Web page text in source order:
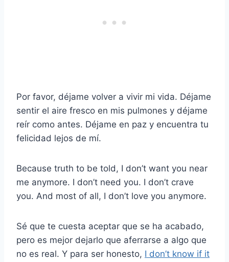
Por favor, déjame volver a vivir mi vida. Déjame
sentir el aire fresco en mis pulmones y déjame
reír como antes. Déjame en paz y encuentra tu
felicidad lejos de mí.
Because truth to be told, I don’t want you near
me anymore. I don’t need you. I don’t crave
you. And most of all, I don’t love you anymore.
Sé que te cuesta aceptar que se ha acabado,
pero es mejor dejarlo que aferrarse a algo que
no es real. Y para ser honesto, I don’t know if it